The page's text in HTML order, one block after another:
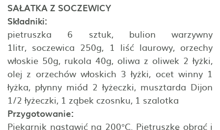
SAŁATKA Z SOCZEWICY
Składniki:
pietruszka 6 sztuk, bulion warzywny
1litr, soczewica 250g, 1 liść laurowy, orzechy
włoskie 50g, rukola 40g, oliwa z oliwek 2 łyżki,
olej z orzechów włoskich 3 łyżki, ocet winny 1
łyżka, płynny miód 2 łyżeczki, musztarda Dijon
1/2 łyżeczki, 1 ząbek czosnku, 1 szalotka
Przygotowanie:
Piekarnik nastawić na 200°C. Pietruszkę obrać i